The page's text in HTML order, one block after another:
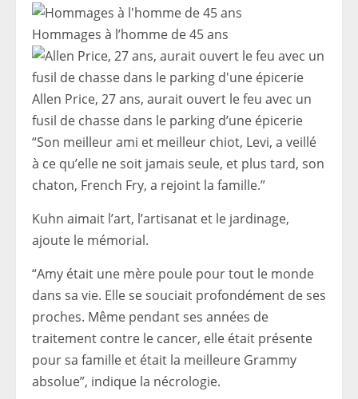
Hommages à l’homme de 45 ans
Allen Price, 27 ans, aurait ouvert le feu avec un
fusil de chasse dans le parking d’une épicerie
“Son meilleur ami et meilleur chiot, Levi, a veillé
à ce qu’elle ne soit jamais seule, et plus tard, son
chaton, French Fry, a rejoint la famille.”
Kuhn aimait l’art, l’artisanat et le jardinage,
ajoute le mémorial.
“Amy était une mère poule pour tout le monde
dans sa vie. Elle se souciait profondément de ses
proches. Même pendant ses années de
traitement contre le cancer, elle était présente
pour sa famille et était la meilleure Grammy
absolue”, indique la nécrologie.